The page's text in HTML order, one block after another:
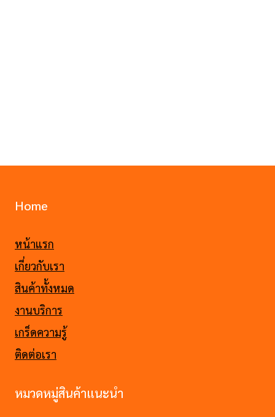
Home
หน้าแรก
เกี่ยวกับเรา
สินค้าทั้งหมด
งานบริการ
เกร็ดความรู้
ติดต่อเรา
หมวดหมู่สินค้าแนะนำ